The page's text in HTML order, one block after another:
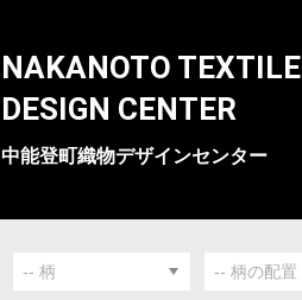
NAKANOTO TEXTILE
DESIGN CENTER
中能登町織物デザインセンター